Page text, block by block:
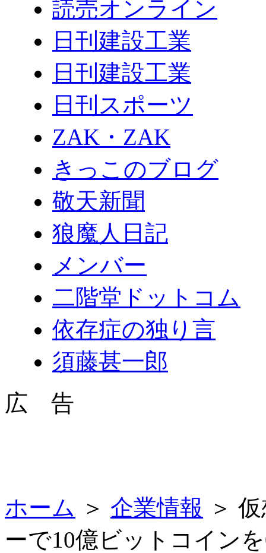
読売オンライン
日刊建設工業
日刊建設工業
日刊スポーツ
ZAK・ZAK
きっこのブログ
敬天新聞
狼魔人日記
メンバー
二階堂ドットコム
依存症の独り言
須藤甚一郎
広 告
ホーム ＞ 企業情報 ＞
ーで10億ビットコイン